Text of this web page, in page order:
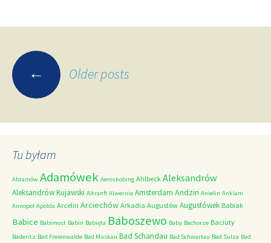
Posts
navigation
← Older posts
Tu byłam
Abramów Adamówek Aeroskobing Ahlbeck Aleksandrów
Aleksandrów Kujawski Altranft Alwernia Amsterdam Andzin Anielin Anklam
Annopol Apolda Arcelin Arciechów Arkadia Augustów Augustówek Babiak
Babice Babimost Babin Babięta Baboszewo Baby Bachorze Baciuty
Baderitz Bad Freienwalde Bad Muskau Bad Schandau Bad Schwartau Bad Sulza Bad